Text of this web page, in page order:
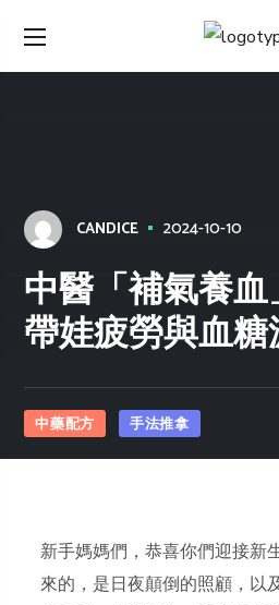
CANDICE 2024-10-10
中醫「補氣養
帶娃疲勞與血
中藥配方 手法推拿
新手媽媽們，恭喜你們迎接新
來的，是日夜顛倒的照顧，以